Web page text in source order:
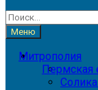
Найти:
Меню
Митрополия
Пермская